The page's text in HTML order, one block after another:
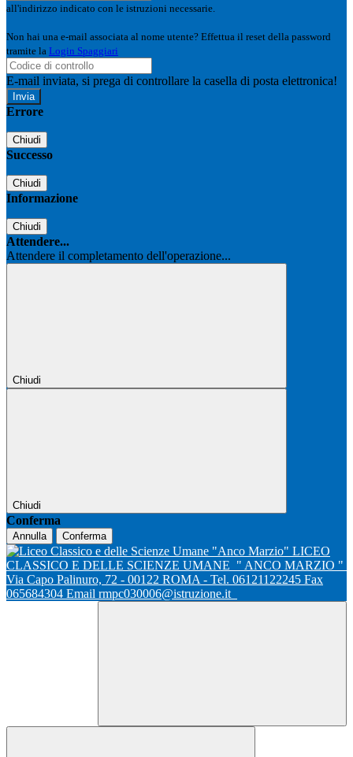
all'indirizzo indicato con le istruzioni necessarie.
Non hai una e-mail associata al nome utente? Effettua il reset della password
tramite la Login Spaggiari
E-mail inviata, si prega di controllare la casella di posta elettronica!
Errore
Chiudi
Successo
Chiudi
Informazione
Chiudi
Attendere...
Attendere il completamento dell'operazione...
Chiudi
Chiudi
Conferma
Annulla Conferma
LICEO
CLASSICO E DELLE SCIENZE UMANE " ANCO MARZIO "
Via Capo Palinuro, 72 - 00122 ROMA - Tel. 06121122245 Fax
065684304 Email rmpc030006@istruzione.it